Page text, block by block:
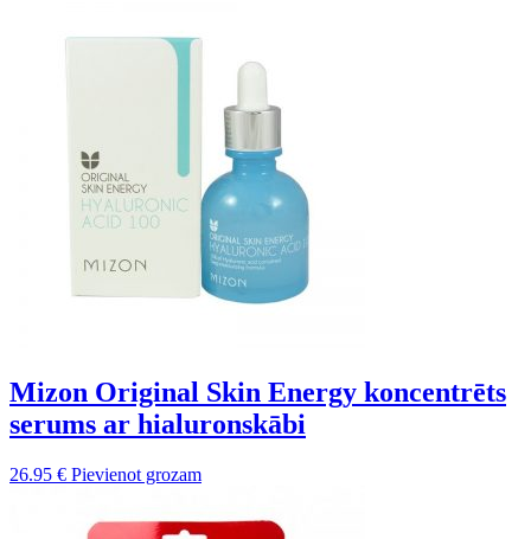
Mizon Original Skin Energy koncentrēts
serums ar hialuronskābi
26.95 € Pievienot grozam